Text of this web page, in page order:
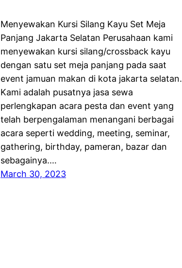
Menyewakan Kursi Silang Kayu Set Meja
Panjang Jakarta Selatan Perusahaan kami
menyewakan kursi silang/crossback kayu
dengan satu set meja panjang pada saat
event jamuan makan di kota jakarta selatan.
Kami adalah pusatnya jasa sewa
perlengkapan acara pesta dan event yang
telah berpengalaman menangani berbagai
acara seperti wedding, meeting, seminar,
gathering, birthday, pameran, bazar dan
sebagainya.…
March 30, 2023